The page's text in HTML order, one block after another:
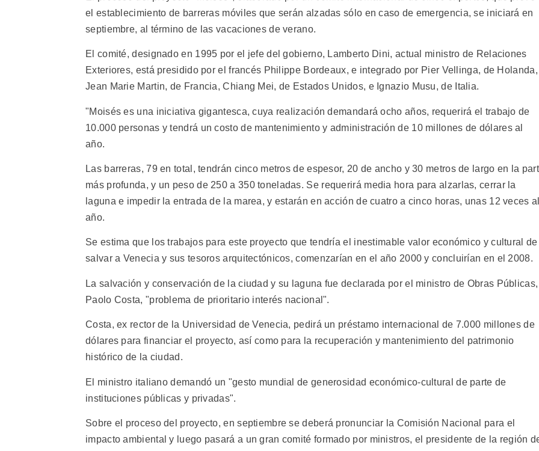
el establecimiento de barreras móviles que serán alzadas sólo en caso de emergencia, se iniciará en
septiembre, al término de las vacaciones de verano.
El comité, designado en 1995 por el jefe del gobierno, Lamberto Dini, actual ministro de Relaciones
Exteriores, está presidido por el francés Philippe Bordeaux, e integrado por Pier Vellinga, de Holanda,
Jean Marie Martin, de Francia, Chiang Mei, de Estados Unidos, e Ignazio Musu, de Italia.
"Moisés es una iniciativa gigantesca, cuya realización demandará ocho años, requerirá el trabajo de
10.000 personas y tendrá un costo de mantenimiento y administración de 10 millones de dólares al
año.
Las barreras, 79 en total, tendrán cinco metros de espesor, 20 de ancho y 30 metros de largo en la
más profunda, y un peso de 250 a 350 toneladas. Se requerirá media hora para alzarlas, cerrar la
laguna e impedir la entrada de la marea, y estarán en acción de cuatro a cinco horas, unas 12 veces
año.
Se estima que los trabajos para este proyecto que tendría el inestimable valor económico y cultural de
salvar a Venecia y sus tesoros arquitectónicos, comenzarían en el año 2000 y concluirían en el 2008.
La salvación y conservación de la ciudad y su laguna fue declarada por el ministro de Obras Públicas,
Paolo Costa, "problema de prioritario interés nacional".
Costa, ex rector de la Universidad de Venecia, pedirá un préstamo internacional de 7.000 millones de
dólares para financiar el proyecto, así como para la recuperación y mantenimiento del patrimonio
histórico de la ciudad.
El ministro italiano demandó un "gesto mundial de generosidad económico-cultural de parte de
instituciones públicas y privadas".
Sobre el proceso del proyecto, en septiembre se deberá pronunciar la Comisión Nacional para el
impacto ambiental y luego pasará a un gran comité formado por ministros, el presidente de la región